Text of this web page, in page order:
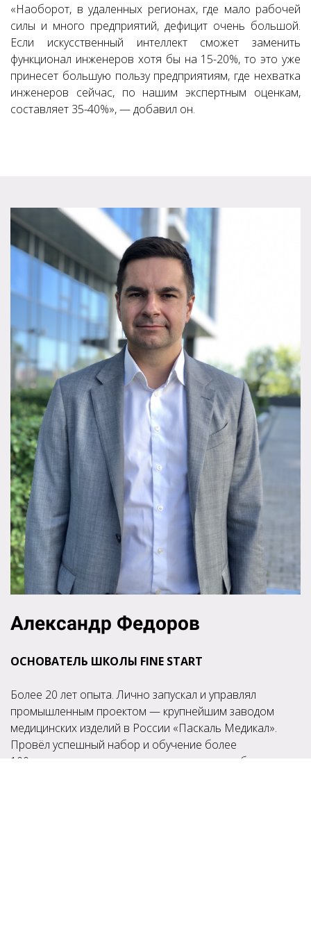
«Наоборот, в удаленных регионах, где мало рабочей
силы и много предприятий, дефицит очень большой.
Если искусственный интеллект сможет заменить
функционал инженеров хотя бы на 15-20%, то это уже
принесет большую пользу предприятиям, где нехватка
инженеров сейчас, по нашим экспертным оценкам,
составляет 35-40%», — добавил он.
Александр Федоров
ОСНОВАТЕЛЬ ШКОЛЫ FINE START
Более 20 лет опыта. Лично запускал и управлял
промышленным проектом — крупнейшим заводом
медицинских изделий в России «Паскаль Медикал».
Провёл успешный набор и обучение более
100 сотрудников, включая инженерную службу.